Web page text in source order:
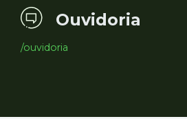
Ouvidoria
/ouvidoria